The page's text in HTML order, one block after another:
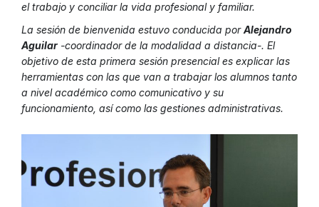
el trabajo y conciliar la vida profesional y familiar.
La sesión de bienvenida estuvo conducida porAlejandro
Aguilar -coordinador de la modalidad a distancia-. El
objetivo de esta primera sesión presencial es explicar las
herramientas con las que van a trabajar los alumnos tanto
a nivel académico como comunicativo y su
funcionamiento, así como las gestiones administrativas.